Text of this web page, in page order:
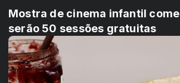
Mostra de cinema infantil
serão 50 sessões gratuitas